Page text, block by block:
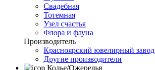
Свадебная
Тотемная
Узел счастья
Флора и фауна
Производитель
Красноярский ювелирный завод
Другие производители
Колье/Ожерелья